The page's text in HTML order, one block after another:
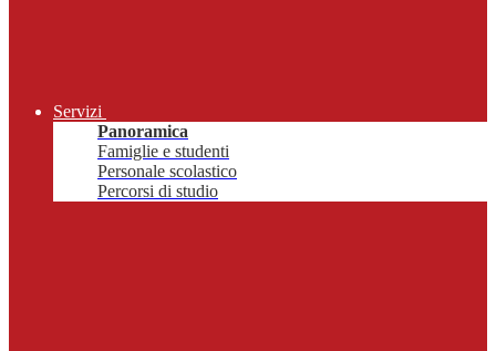
Servizi
Panoramica
Famiglie e studenti
Personale scolastico
Percorsi di studio